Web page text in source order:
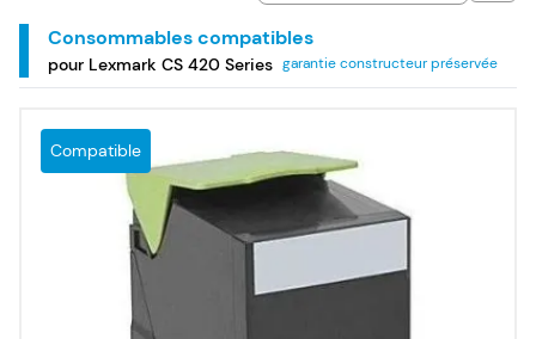
Consommables compatibles
garantie constructeur préservée
pour Lexmark CS 420 Series
Compatible